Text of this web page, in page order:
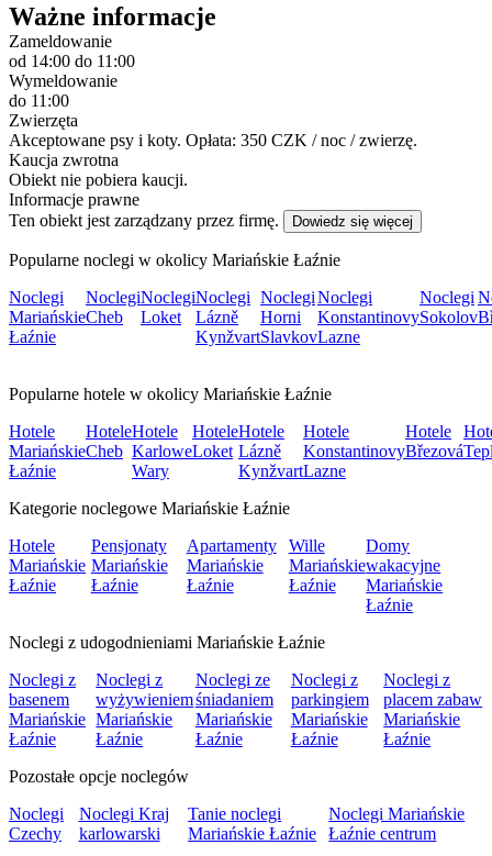
Ważne informacje
Zameldowanie
od 14:00 do 11:00
Wymeldowanie
do 11:00
Zwierzęta
Akceptowane psy i koty. Opłata: 350 CZK / noc / zwierzę.
Kaucja zwrotna
Obiekt nie pobiera kaucji.
Informacje prawne
Ten obiekt jest zarządzany przez firmę.
Dowiedz się więcej
Popularne noclegi w okolicy Mariańskie Łaźnie
Noclegi
Mariańskie
Łaźnie
Noclegi
Cheb
Noclegi
Loket
Noclegi
Lázně
Kynžvart
Noclegi
Horni
Slavkov
Noclegi
Konstantinovy
Lazne
Noclegi
Sokolov
Popularne hotele w okolicy Mariańskie Łaźnie
Hotele
Mariańskie
Łaźnie
Hotele
Cheb
Hotele
Karlowe
Wary
Hotele
Loket
Hotele
Lázně
Kynžvart
Hotele
Konstantinovy
Lazne
Hotele
Březová
Kategorie noclegowe Mariańskie Łaźnie
Hotele
Mariańskie
Łaźnie
Pensjonaty
Mariańskie
Łaźnie
Apartamenty
Mariańskie
Łaźnie
Wille
Mariańskie
Łaźnie
Domy
wakacyjne
Mariańskie
Łaźnie
Noclegi z udogodnieniami Mariańskie Łaźnie
Noclegi z
basenem
Mariańskie
Łaźnie
Noclegi z
wyżywieniem
Mariańskie
Łaźnie
Noclegi ze
śniadaniem
Mariańskie
Łaźnie
Noclegi z
parkingiem
Mariańskie
Łaźnie
Noclegi z
placem zabaw
Mariańskie
Łaźnie
Pozostałe opcje noclegów
Noclegi
Czechy
Noclegi Kraj
karlowarski
Tanie noclegi
Mariańskie Łaźnie
Noclegi Mariańskie
Łaźnie centrum